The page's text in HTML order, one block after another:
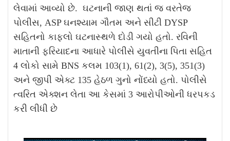
લેવામાં આવ્યો છે. ઘટનાની જાણ થતાં જ વરતેજ
પોલીસ, ASP ઘનશ્યામ ગૌતમ અને સીટી DYSP
સહિતનો કાફલો ઘટનાસ્થળે દોડી ગયો હતો. રવિની
માતાની ફરિયાદના આધારે પોલીસે યુવતીના પિતા સહિત
4 લોકો સામે BNS કલમ 103(1), 61(2), 3(5), 351(3)
અને જીપી એક્ટ 135 હેઠળ ગુનો નોંધ્યો હતો. પોલીસે
ત્વરિત એક્શન લેતા આ કેસમાં 3 આરોપીઓની ધરપકડ
કરી લીધી છે